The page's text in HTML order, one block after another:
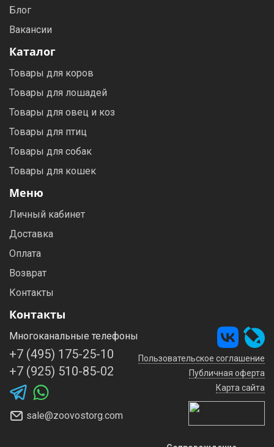
Блог
Вакансии
Каталог
Товары для коров
Товары для лошадей
Товары для овец и коз
Товары для птиц
Товары для собак
Товары для кошек
Меню
Личный кабинет
Доставка
Оплата
Возврат
Контакты
Контакты
Многоканальные телефоны
+7 (495) 175-25-10
+7 (925) 510-85-02
sale@zoovostorg.com
Пользовательское соглашение
Публичная оферта
Карта сайта